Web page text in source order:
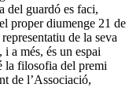
del guardó es faci,
proper diumenge 21 de
de la seva
a més, és un espai
la filosofia del premi
de l’Associació,